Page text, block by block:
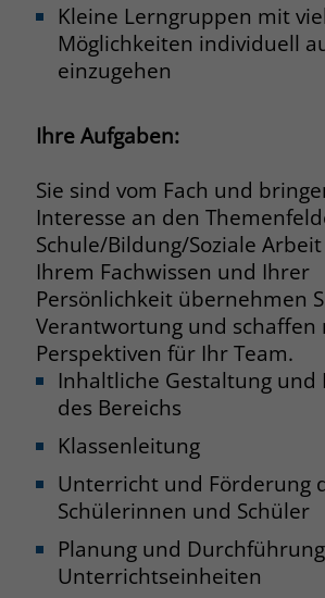
Kleine Lerngruppen mit
Möglichkeiten individuell
einzugehen
Ihre Aufgaben:
Sie sind vom Fach und
Interesse an den
Schule/Bildung/Soziale
Ihrem Fachwissen und Ihrer
Persönlichkeit übernehmen
Verantwortung und schaffen
Perspektiven für Ihr Team.
Inhaltliche Gestaltung und
des Bereichs
Klassenleitung
Unterricht und Förderung
Schülerinnen und Schüler
Planung und
Unterrichtseinheiten
Name __cf_bm
Laufzeit 30 Minuten
Zweck
This cookie, set by
support Cloudflare Bot
Name JSessionID
Anbieter jobs.stiftung-
Laufzeit Session
Zweck
allen Seitenanfragen bei.